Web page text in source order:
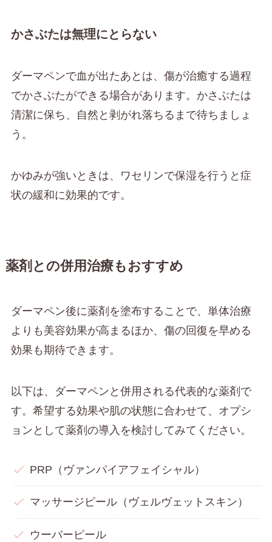
かさぶたは無理にとらない
ダーマペンで血が出たあとは、傷が治癒する過程
でかさぶたができる場合があります。かさぶたは
清潔に保ち、自然と剥がれ落ちるまで待ちましょ
う。
かゆみが強いときは、ワセリンで保湿を行うと症
状の緩和に効果的です。
薬剤との併用治療もおすすめ
ダーマペン後に薬剤を塗布することで、単体治療
よりも美容効果が高まるほか、傷の回復を早める
効果も期待できます。
以下は、ダーマペンと併用される代表的な薬剤で
す。希望する効果や肌の状態に合わせて、オプシ
ョンとして薬剤の導入を検討してみてください。
PRP（ヴァンパイアフェイシャル）
マッサージピール（ヴェルヴェットスキン）
ウーバーピール